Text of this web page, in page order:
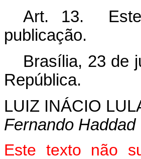
Art. 13. Este
publicação.
Brasília, 23 de
República.
LUIZ INÁCIO
Fernando Haddad
Este texto não